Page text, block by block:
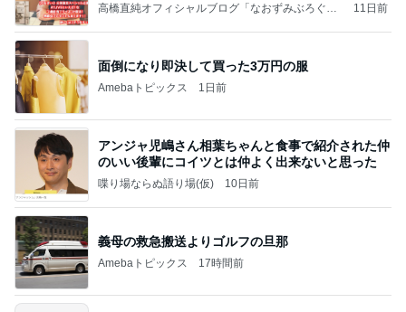
高橋直純オフィシャルブログ「なおずみぶろぐ」
11日前
面倒になり即決して買った3万円の服
Amebaトピックス 1日前
アンジャ児嶋さん相葉ちゃんと食事で紹介された仲
のいい後輩にコイツとは仲よく出来ないと思った
喋り場ならぬ語り場(仮) 10日前
義母の救急搬送よりゴルフの旦那
Amebaトピックス 17時間前